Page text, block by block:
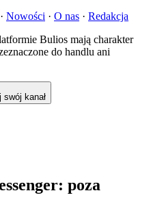
· Nowości · O nas · Redakcja
Bulios mają charakter
do handlu ani
swój kanał
poza